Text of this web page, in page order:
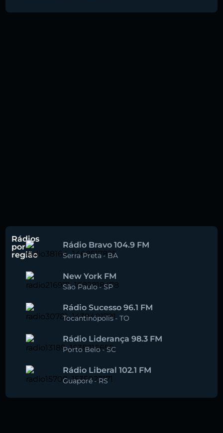
Rádios
por
região
Rádio Bravo 104.9 FM
Serra Preta-BA
New York FM
São Paulo -SP
Rádio Sucesso 96.1 FM
Tocantinópolis -TO
Rádio Liderança 98.3 FM
Porto Belo-SC
Rádio Liberal 102.1 FM
Guaporé -RS